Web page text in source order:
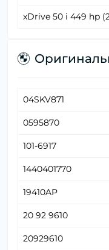
xDrive 50 i 449 hp
04SKV871
0595870
101-6917
1440401770
19410AP
20 92 9610
20929610